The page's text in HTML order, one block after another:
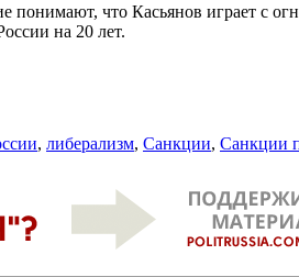
понимают, что Касьянов играет
на 20 лет.
, либерализм, Санкции, Санкции